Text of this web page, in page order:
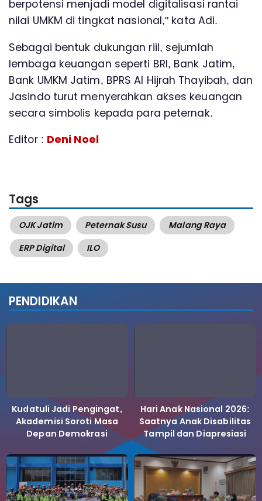
berpotensi menjadi model digitalisasi rantai
nilai UMKM di tingkat nasional," kata Adi.
Sebagai bentuk dukungan riil, sejumlah
lembaga keuangan seperti BRI, Bank Jatim,
Bank UMKM Jatim, BPRS Al Hijrah Thayibah, dan
Jasindo turut menyerahkan akses keuangan
secara simbolis kepada para peternak.
Editor : Deni Noel
Tags
OJK Jatim Peternak Susu
Malang Raya
ERP Digital
ILO
PENDIDIKAN
Kudatuli Jadi Pengingat,
Akademisi Soroti Masa
Depan Demokrasi
Indonesia
Hari Anak Nasional 2026:
Saatnya Anak Disabilitas
Tampil dan Diapresiasi